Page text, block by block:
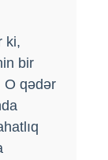
ki,
bir
O qədər